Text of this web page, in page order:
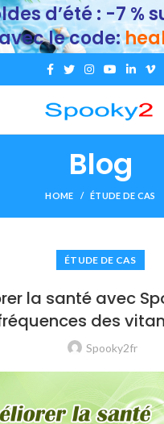
Blog
HOME ÉTUDE DE CAS
ÉTUDE DE CAS
la santé avec
des
Spooky2fr
d’été : -7 %
le code: